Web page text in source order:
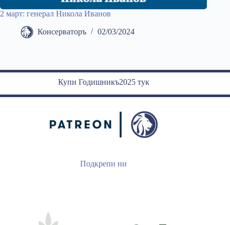
2 март: генерал Никола Иванов
Консерваторъ 02/03/2024
Купи Годишникъ2025 тук
Подкрепи ни